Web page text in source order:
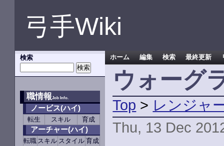
弓手Wiki
検索
職情報Job Info.
ノービス(ハイ)
転生 スキル 育成
アーチャー(ハイ)
転職 スキル スタイル 育成
ホーム 編集 検索 最終更新
ウォーグ
Top > レンジャ
Thu, 13 Dec